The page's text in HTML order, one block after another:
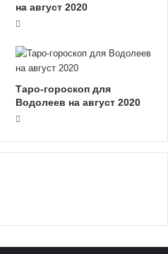
на август 2020
Таро-гороскоп для
Водолеев на август 2020